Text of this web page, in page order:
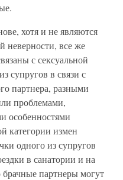
хотя и не являются
неверности, все же
с сексуальной
супругов в связи с
партнера, разными
проблемами,
особенностями
категории измен
одного из супругов
в санатории и на
партнеры могут